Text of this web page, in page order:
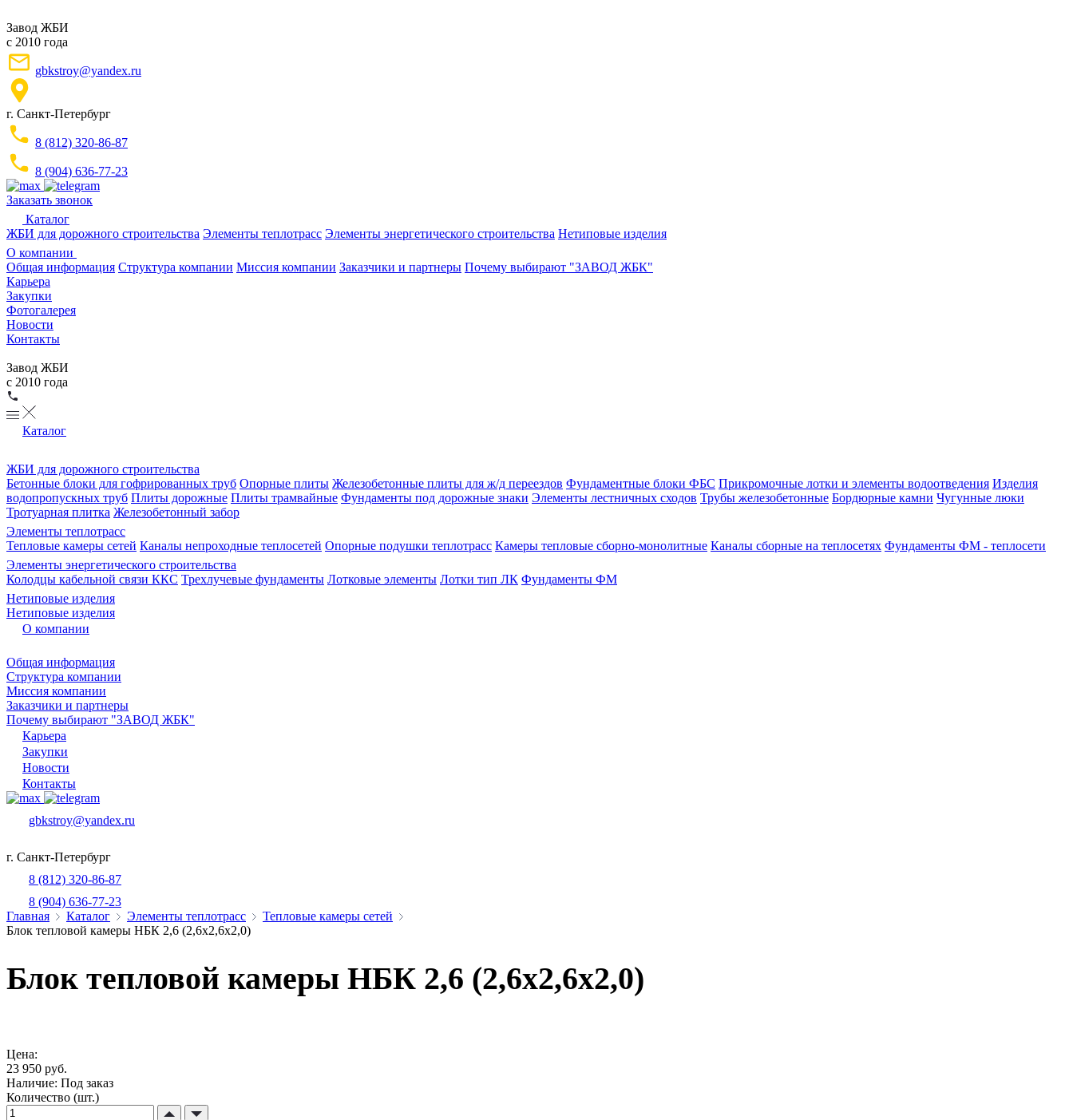
Завод ЖБИ
с 2010 года
gbkstroy@yandex.ru
г. Санкт-Петербург
8 (812) 320-86-87
8 (904) 636-77-23
Заказать звонок
Каталог
ЖБИ для дорожного строительства Элементы теплотрасс Элементы энергетического строительства Нетиповые изделия
О компании
Общая информация Структура компании Миссия компании Заказчики и партнеры Почему выбирают "ЗАВОД ЖБК"
Карьера
Закупки
Фотогалерея
Новости
Контакты
Завод ЖБИ
с 2010 года
Каталог
ЖБИ для дорожного строительства
Бетонные блоки для гофрированных труб Опорные плиты Железобетонные плиты для ж/д переездов Фундаментные блоки ФБС Прикромочные лотки и элементы водоотведения Изделия
водопропускных труб Плиты дорожные Плиты трамвайные Фундаменты под дорожные знаки Элементы лестничных сходов Трубы железобетонные Бордюрные камни Чугунные люки
Тротуарная плитка Железобетонный забор
Элементы теплотрасс
Тепловые камеры сетей Каналы непроходные теплосетей Опорные подушки теплотрасс Камеры тепловые сборно-монолитные Каналы сборные на теплосетях Фундаменты ФМ - теплосети
Элементы энергетического строительства
Колодцы кабельной связи ККС Трехлучевые фундаменты Лотковые элементы Лотки тип ЛК Фундаменты ФМ
Нетиповые изделия
Нетиповые изделия
О компании
Общая информация
Структура компании
Миссия компании
Заказчики и партнеры
Почему выбирают "ЗАВОД ЖБК"
Карьера
Закупки
Новости
Контакты
gbkstroy@yandex.ru
г. Санкт-Петербург
8 (812) 320-86-87
8 (904) 636-77-23
Главная
Каталог Элементы теплотрасс
Тепловые камеры сетей
Блок тепловой камеры НБК 2,6 (2,6х2,6х2,0)
Блок тепловой камеры НБК 2,6 (2,6х2,6х2,0)
Цена:
23 950 руб.
Наличие: Под заказ
Количество (шт.)